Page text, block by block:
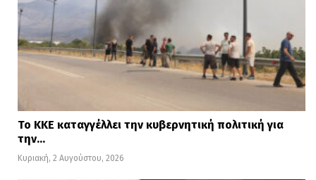
Το ΚΚΕ καταγγέλλει την κυβερνητική πολιτική για
την…
Κυριακή, 2 Αυγούστου, 2026